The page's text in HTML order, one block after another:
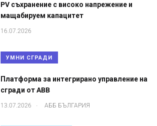
PV съхранение с високо напрежение и
мащабируем капацитет
16.07.2026
УМНИ СГРАДИ
Платформа за интегрирано управление на
сгради от ABB
13.07.2026 . АББ БЪЛГАРИЯ